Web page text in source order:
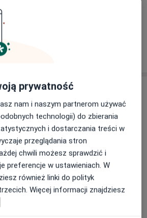
Pokaż więcej
Umów wizytę
Umów wizytę
prywatność
nam i naszym partnerom używać
technologii) do zbierania
i dostarczania treści w
przeglądania stron
chwili możesz sprawdzić i
preferencje w ustawieniach. W
również linki do polityk
Więcej informacji znajdziesz